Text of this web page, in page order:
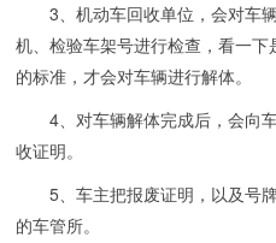
3、机动车回收单位，会对车
机、检验车架号进行检查，看一
的标准，才会对车辆进行解体。
4、对车辆解体完成后，会向
收证明。
5、车主把报废证明，以及号
的车管所。